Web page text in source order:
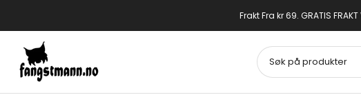
til
innhold
Frakt Fra kr 69. GRATIS